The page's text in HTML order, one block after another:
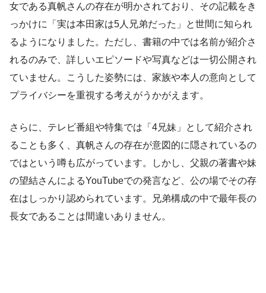
女である真帆さんの存在が明かされており、その記載をき
っかけに「実は本田家は5人兄弟だった」と世間に知られ
るようになりました。ただし、書籍の中では名前が紹介さ
れるのみで、詳しいエピソードや写真などは一切公開され
ていません。こうした姿勢には、家族や本人の意向として
プライバシーを重視する考えがうかがえます。
さらに、テレビ番組や特集では「4兄妹」として紹介され
ることも多く、真帆さんの存在が意図的に隠されているの
ではという噂も広がっています。しかし、父親の著書や妹
の望結さんによるYouTubeでの発言など、公の場でその存
在はしっかり認められています。兄弟構成の中で最年長の
長女であることは間違いありません。